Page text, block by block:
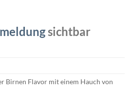
sichtbar
Birnen Flavor mit einem Hauch von